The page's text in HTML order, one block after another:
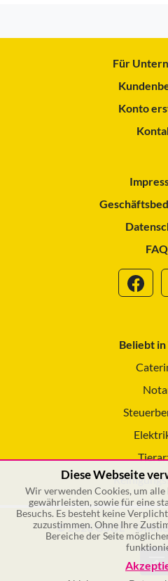
Für
Konto
FAQ
Beliebt
© 2026 GSOL –
Diese Webseite
Wir verwenden Cookies, um
gewährleisten, sowie für eine
Besuchs. Es besteht keine
zuzustimmen. Ohne Ihre
Bereiche der Seite